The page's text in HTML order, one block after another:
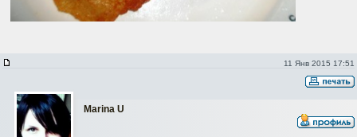
11 Янв 2015 17:51
Marina U